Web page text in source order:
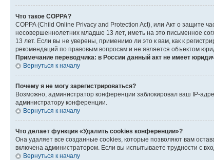
Что такое COPPA?
COPPA (Child Online Privacy and Protection Act), или Акт о защите
несовершеннолетних младше 13 лет, иметь на это письменное
13 лет. Если вы не уверены, применимо ли это к вам, как к
рекомендаций по правовым вопросам и не является объектом
Примечание переводчика: в России данный акт не имеет
Вернуться к началу
Почему я не могу зарегистрироваться?
Возможно, администратор конференции заблокировал ваш IP-
администратору конференции.
Вернуться к началу
Что делает функция «Удалить cookies конференции»?
Она удаляет все созданные cookies, которые позволяют вам
включена администратором. Если вы испытываете трудности с
Вернуться к началу